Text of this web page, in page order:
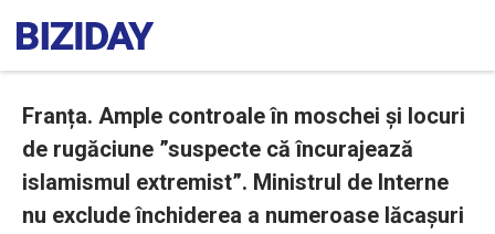
Franța. Ample controale în moschei și locuri
de rugăciune ”suspecte că încurajează
islamismul extremist”. Ministrul de Interne
nu exclude închiderea a numeroase lăcașuri